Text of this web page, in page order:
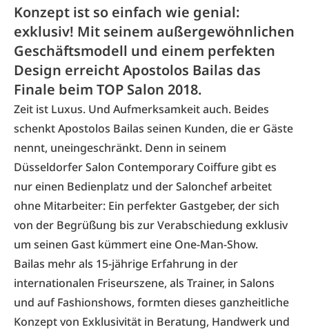
Konzept ist so einfach wie genial:
exklusiv! Mit seinem außergewöhnlichen
Geschäftsmodell und einem perfekten
Design erreicht Apostolos Bailas das
Finale beim TOP Salon 2018.
Zeit ist Luxus. Und Aufmerksamkeit auch. Beides
schenkt Apostolos Bailas seinen Kunden, die er Gäste
nennt, uneingeschränkt. Denn in seinem
Düsseldorfer Salon Contemporary Coiffure gibt es
nur einen Bedienplatz und der Salonchef arbeitet
ohne Mitarbeiter: Ein perfekter Gastgeber, der sich
von der Begrüßung bis zur Verabschiedung exklusiv
um seinen Gast kümmert eine One-Man-Show.
Bailas mehr als 15-jährige Erfahrung in der
internationalen Friseurszene, als Trainer, in Salons
und auf Fashionshows, formten dieses ganzheitliche
Konzept von Exklusivität in Beratung, Handwerk und